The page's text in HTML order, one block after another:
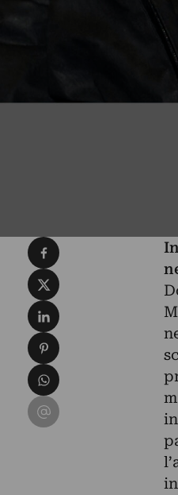
Condividi su
Condividi su X
Condividi su
Condividi su
Condividi su
Condividi su Email